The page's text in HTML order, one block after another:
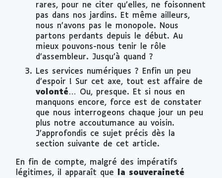
rares, pour ne citer qu’elles, ne foisonnent
pas dans nos jardins. Et même ailleurs,
nous n’avons pas le monopole. Nous
partons perdants depuis le début. Au
mieux pouvons-nous tenir le rôle
d’assembleur. Jusqu’à quand ?
Les services numériques ? Enfin un peu
d’espoir ! Sur cet axe, tout est affaire de
volonté… Ou, presque. Et si nous en
manquons encore, force est de constater
que nous interrogeons chaque jour un peu
plus notre accoutumance au voisin.
J’approfondis ce sujet précis dès la
section suivante de cet article.
En fin de compte, malgré des impératifs
légitimes, il apparaît que
la souveraineté